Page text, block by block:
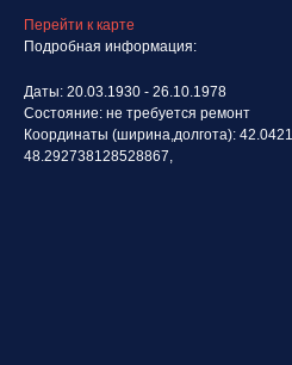
Перейти к карте
Подробная информация:
Даты: 20.03.1930 - 26.10.1978
Состояние: не требуется ремонт
Координаты (ширина,долгота):
48.292738128528867,